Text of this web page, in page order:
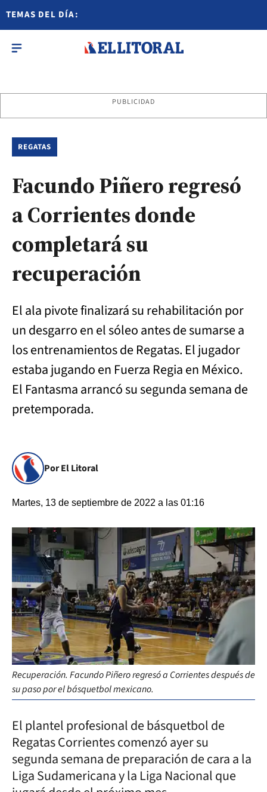
TEMAS DEL DÍA:
PUBLICIDAD
REGATAS
Facundo Piñero regresó
a Corrientes donde
completará su
recuperación
El ala pivote finalizará su rehabilitación por
un desgarro en el sóleo antes de sumarse a
los entrenamientos de Regatas. El jugador
estaba jugando en Fuerza Regia en México.
El Fantasma arrancó su segunda semana de
pretemporada.
Por El Litoral
Martes, 13 de septiembre de 2022 a las 01:16
Recuperación. Facundo Piñero regresó a Corrientes después de
su paso por el básquetbol mexicano.
El plantel profesional de básquetbol de
Regatas Corrientes comenzó ayer su
segunda semana de preparación de cara a la
Liga Sudamericana y la Liga Nacional que